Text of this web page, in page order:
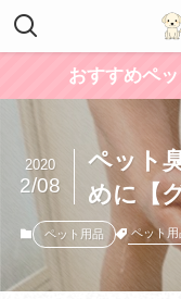
おすすめペ
ペット
めに【
2020
2/08
ペット用品 ペット用